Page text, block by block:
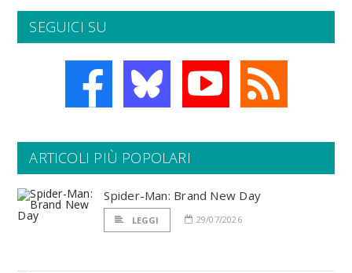
SEGUICI SU
ARTICOLI PIÙ POPOLARI
Spider-Man: Brand New Day
LEGGI 29/07/2026